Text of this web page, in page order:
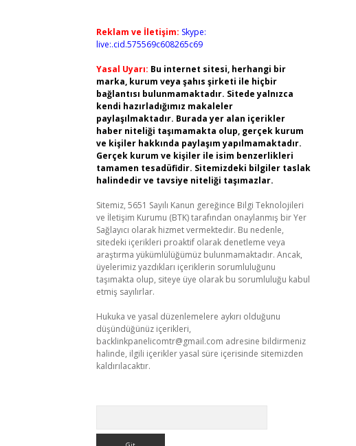
Reklam ve İletişim: Skype:
live:.cid.575569c608265c69
Yasal Uyarı: Bu internet sitesi, herhangi bir
marka, kurum veya şahıs şirketi ile hiçbir
bağlantısı bulunmamaktadır. Sitede yalnızca
kendi hazırladığımız makaleler
paylaşılmaktadır. Burada yer alan içerikler
haber niteliği taşımamakta olup, gerçek kurum
ve kişiler hakkında paylaşım yapılmamaktadır.
Gerçek kurum ve kişiler ile isim benzerlikleri
tamamen tesadüfidir. Sitemizdeki bilgiler taslak
halindedir ve tavsiye niteliği taşımazlar.
Sitemiz, 5651 Sayılı Kanun gereğince Bilgi Teknolojileri
ve İletişim Kurumu (BTK) tarafından onaylanmış bir Yer
Sağlayıcı olarak hizmet vermektedir. Bu nedenle,
sitedeki içerikleri proaktif olarak denetleme veya
araştırma yükümlülüğümüz bulunmamaktadır. Ancak,
üyelerimiz yazdıkları içeriklerin sorumluluğunu
taşımakta olup, siteye üye olarak bu sorumluluğu kabul
etmiş sayılırlar.
Hukuka ve yasal düzenlemelere aykırı olduğunu
düşündüğünüz içerikleri,
backlinkpanelicomtr@gmail.com adresine bildirmeniz
halinde, ilgili içerikler yasal süre içerisinde sitemizden
kaldırılacaktır.